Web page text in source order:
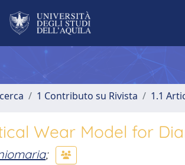
1 Contributo su Rivista 1.1
Wear Model for
;